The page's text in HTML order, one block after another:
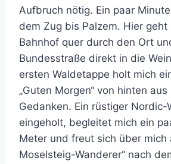
Aufbruch nötig. Ein paar
dem Zug bis Palzem. Hier geht
Bahnhof quer durch den Ort
Bundesstraße direkt in die
ersten Waldetappe holt mich
„Guten Morgen“ von hinten aus
Gedanken. Ein rüstiger Nordic-
eingeholt, begleitet mich ein
Meter und freut sich über mich
Moselsteig-Wanderer“ nach